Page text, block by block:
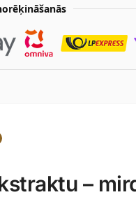
–